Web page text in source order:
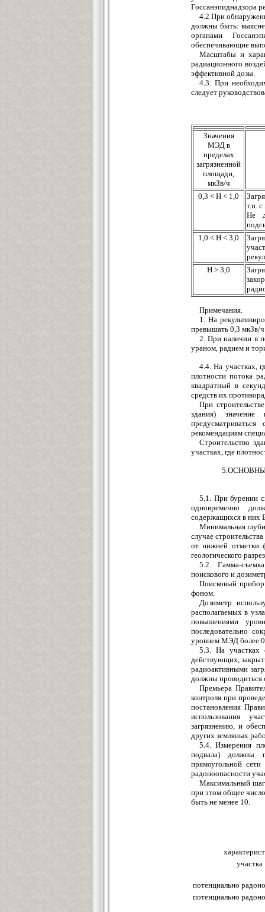
Госсанэпиднадзора
4.2 При
должны быть:
органами
обеспечивающие
Масштабы и
радиационного
эффективной дозы.
4.3. При
следует
Значения
МЭД в
пределах
загрязненной
площади,
мкЗв/ч
0,3 < Н < 1,0
т.п.
Не
1,0 < Н < 3,0
Н > 3,0
Примечания.
1. На
превышать 0,3 мкЗв/
2. При наличии в
ураном, радием и
4.4. На участках,
плотности потока
квадратный в
средств их
При
здания)
рекомендациям
Cтроительство
участках, где
5.1. При бурении
одновременно
содержащихся в них
Минимальная
случае
от нижней отметки
геологического
5.2. Гамма-
поискового и
Поисковый
фоном.
Дозиметр
располагаемых в
повышениями
последовательно
уровнем МЭД более
5.3. На участках
действующих,
радиоактивными
должны проводиться
Премьера
контроля при
постановления
использования
загрязнению, и
других земляных
5.4. Измерения
подвала) должны
прямоугольной
радоноопасности
Максимальный шаг
при этом общее
быть не менее 10.
участка
потенциально
потенциально